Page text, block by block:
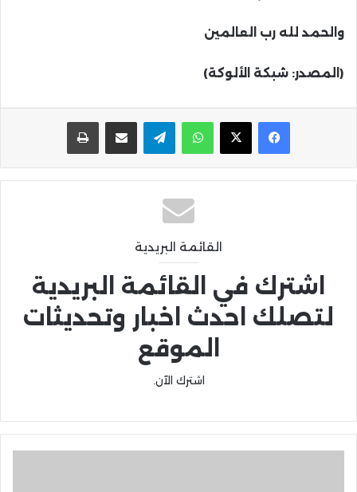
والحمد لله رب العالمين
(المصدر: شبكة الألوكة)
واتساب تيلقرام مشاركة عبر البريد
القائمة البريدية
اشترك في القائمة البريدية
لتصلك احدث اخبار وتحديثات
الموقع
اشترك الآن.